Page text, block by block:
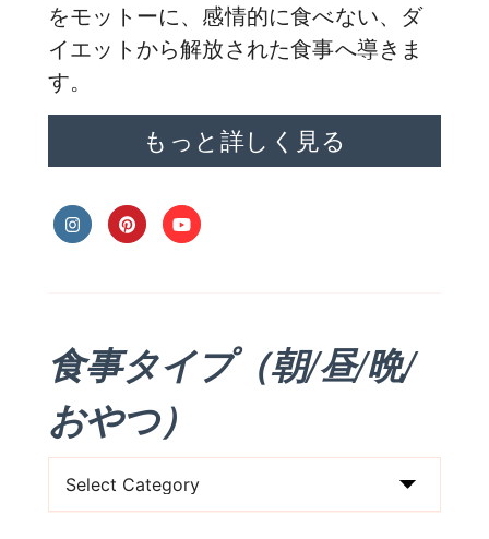
をモットーに、感情的に食べない、ダ
イエットから解放された食事へ導きま
す。
もっと詳しく見る
食事タイプ（朝/昼/晩/
おやつ）
事